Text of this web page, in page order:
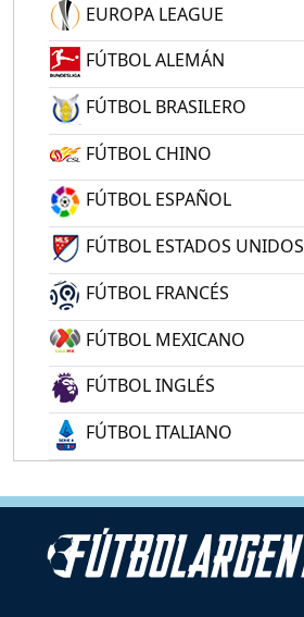
EUROPA LEAGUE
FÚTBOL ALEMÁN
FÚTBOL BRASILERO
FÚTBOL CHINO
FÚTBOL ESPAÑOL
FÚTBOL ESTADOS UNIDOS
FÚTBOL FRANCÉS
FÚTBOL MEXICANO
FÚTBOL INGLÉS
FÚTBOL ITALIANO